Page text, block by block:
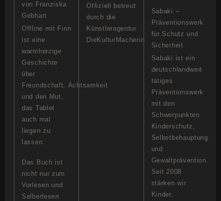
von Franziska
Gebhart
Offline mit Finn
ist eine
warmherzige
Geschichte
über
Freundschaft, Achtsamkeit
und den Mut,
das Tablet
auch mal
liegen zu
lassen.
Das Buch ist
nicht nur zum
Vorlesen und
Selberlesen
Offiziell betreut
durch die
Künstleragentur
DieKulturMacherin
Sabaki –
Präventionswerk
für Schutz und
Sicherheit
Sabaki ist ein
deutschlandweit
tätiges
Präventionswerk
mit den
Schwerpunkten
Kinderschutz,
Selbstbehauptung
und
Gewaltprävention.
Seit 2008
stärken wir
Kinder,